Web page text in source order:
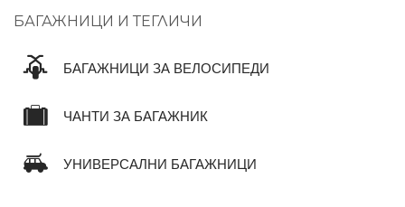
БАГАЖНИЦИ И ТЕГЛИЧИ
БАГАЖНИЦИ ЗА ВЕЛОСИПЕДИ
ЧАНТИ ЗА БАГАЖНИК
УНИВЕРСАЛНИ БАГАЖНИЦИ